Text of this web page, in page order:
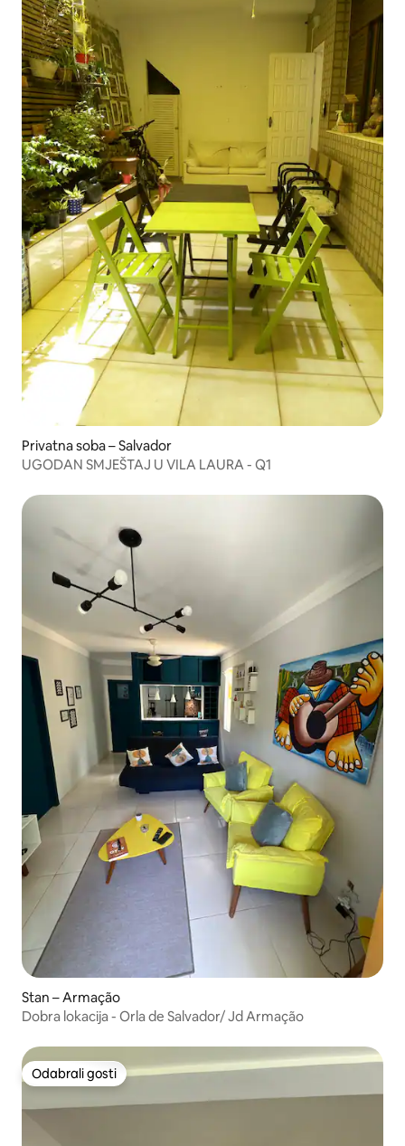
Privatna soba – Salvador
UGODAN SMJEŠTAJ U VILA LAURA - Q1
Stan – Armação
Dobra lokacija - Orla de Salvador/ Jd Armação
Odabrali gosti
Odabrali gosti